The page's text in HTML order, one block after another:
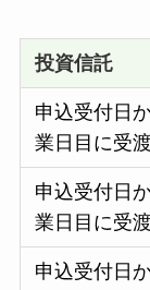
投資信託
申込受付日
業日目に受
申込受付日
業日目に受
申込受付日